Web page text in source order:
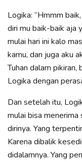
Logika: “Hmmm
diri mu baik-baik aja
mulai hari ini kalo
kamu, dan juga aku
Tuhan dalam pikiran,
Logika dengan
Dan setelah itu,
mulai bisa
dirinya. Yang
Karena dibalik
didalamnya. Yang